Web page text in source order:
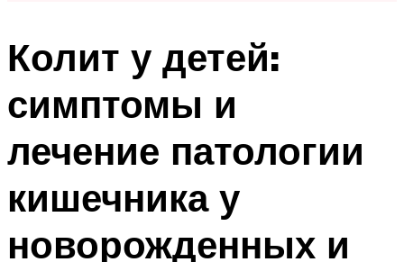
Колит у детей:
симптомы и
лечение патологии
кишечника у
новорожденных и